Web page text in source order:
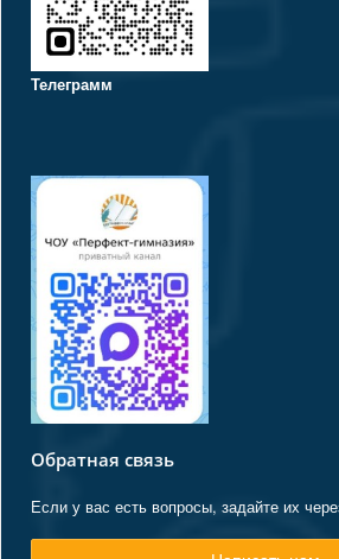
Телеграмм
Обратная связь
Если у вас есть вопросы, задайте их